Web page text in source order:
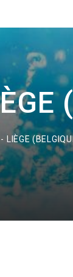
LIÈGE